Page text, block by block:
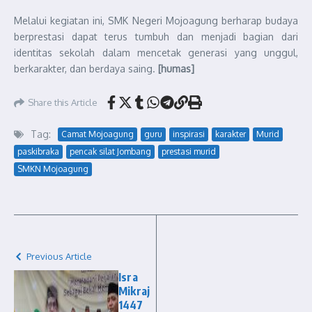
Melalui kegiatan ini, SMK Negeri Mojoagung berharap budaya
berprestasi dapat terus tumbuh dan menjadi bagian dari
identitas sekolah dalam mencetak generasi yang unggul,
berkarakter, dan berdaya saing. [humas]
Share this Article
Tag: Camat Mojoagung guru inspirasi karakter
Murid
paskibraka
pencak silat Jombang
prestasi murid
SMKN Mojoagung
Previous Article
Isra
Mikraj
1447